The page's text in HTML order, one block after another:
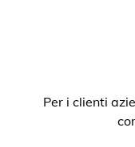
Per i clienti